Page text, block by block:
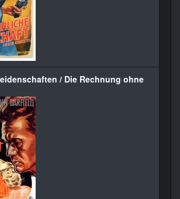
/ Die Rechnung ohne